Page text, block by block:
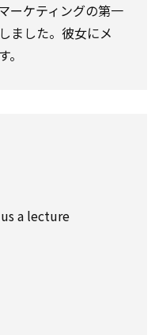
ーケティングの第一
ました。彼女にメ
a lecture